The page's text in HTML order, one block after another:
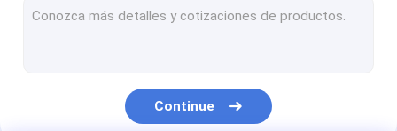
Módulo leitor RFID
Continue